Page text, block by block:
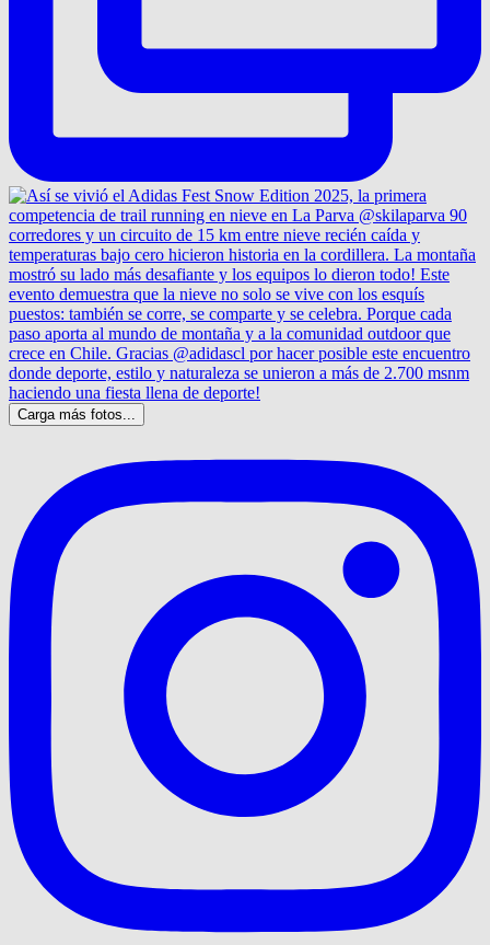
Carga más fotos...